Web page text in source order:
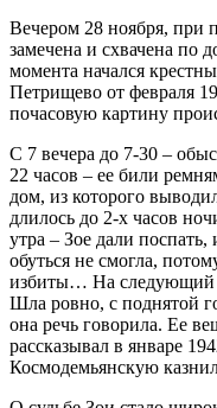
Вечером 28 ноября, при
замечена и схвачена по
момента начался
Петрищево от февраля
почасовую картину
С 7 вечера до 7-30 –
22 часов – ее били
дом, из которого
длилось до 2-х часов
утра – Зое дали
обуться не смогла,
избиты… На следующий
Шла ровно, с поднятой
она речь говорила. Ее
рассказывал в январе
Космодемьянскую